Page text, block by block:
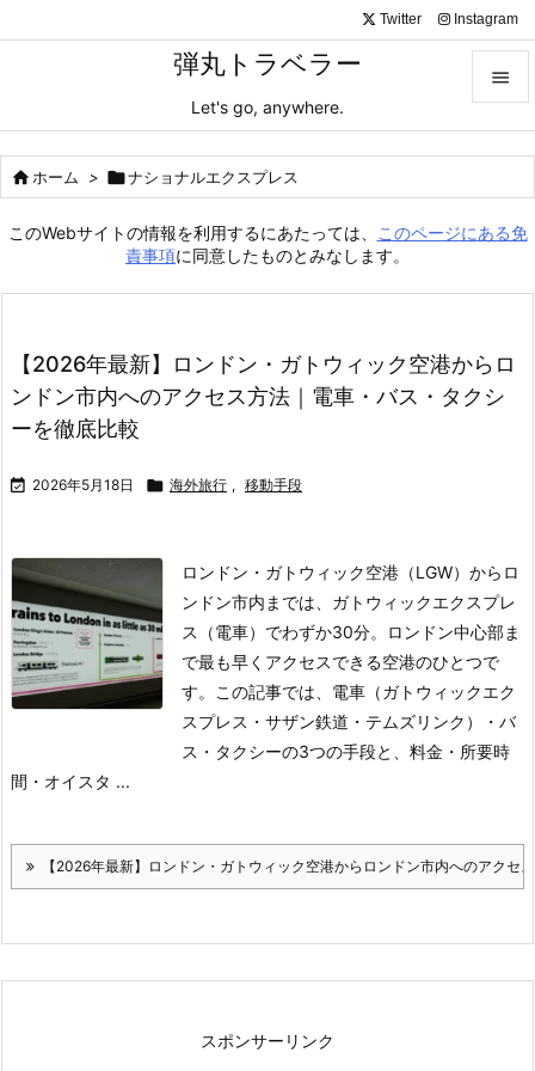
弾丸トラベラー
Let's go, anywhere.


メニュ


検索
Twitter Instagram
ホーム > ナショナルエクスプレス
このWebサイトの情報を利用するにあたっては、
このページにある免
責事項に同意したものとみなします。
【2026年最新】ロンドン・ガトウィック空港からロ
ンドン市内へのアクセス方法｜電車・バス・タクシ
ーを徹底比較
 2026年5月18日  海外旅行 , 移動手段
ロンドン・ガトウィック空港（LGW）からロ
ンドン市内までは、ガトウィックエクスプレ
ス（電車）でわずか30分。ロンドン中心部ま
で最も早くアクセスできる空港のひとつで
す。この記事では、電車（ガトウィックエク
スプレス・サザン鉄道・テムズリンク）・バ
ス・タクシーの3つの手段と、料金・所要時
間・オイスタ ...
【2026年最新】ロンドン・ガトウィック空港からロンドン市内へのアクセ
スポンサーリンク